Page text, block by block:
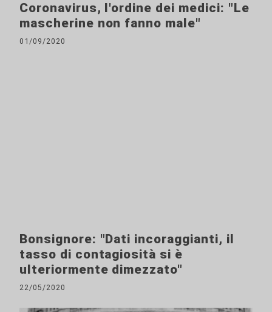
Coronavirus, l'ordine dei medici: "Le
mascherine non fanno male"
01/09/2020
Bonsignore: "Dati incoraggianti, il
tasso di contagiosità si è
ulteriormente dimezzato"
22/05/2020